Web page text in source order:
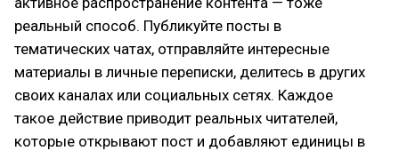
реальный способ. Публикуйте посты в
тематических чатах, отправляйте интересные
материалы в личные переписки, делитесь в других
своих каналах или социальных сетях. Каждое
такое действие приводит реальных читателей,
которые открывают пост и добавляют единицы в